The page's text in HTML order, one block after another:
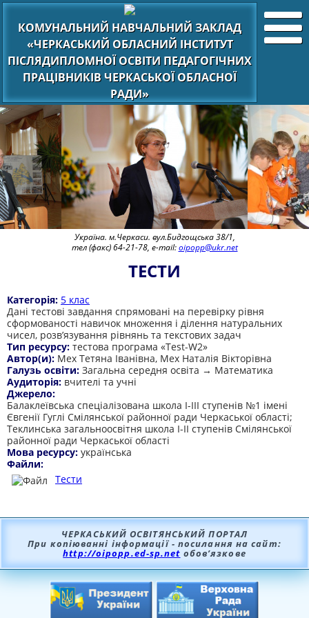
КОМУНАЛЬНИЙ НАВЧАЛЬНИЙ ЗАКЛАД
«ЧЕРКАСЬКИЙ ОБЛАСНИЙ ІНСТИТУТ
ПІСЛЯДИПЛОМНОЇ ОСВІТИ ПЕДАГОГІЧНИХ
ПРАЦІВНИКІВ ЧЕРКАСЬКОЇ ОБЛАСНОЇ
РАДИ»
Україна. м.Черкаси. вул.Бидгощська 38/1,
тел (факс) 64-21-78, e-mail:oipopp@ukr.net
ТЕСТИ
Категорія: 5 клас
Дані тестові завдання спрямовані на перевірку рівня
сформованості навичок множення і ділення натуральних
чисел, розв’язування рівнянь та текстових задач
Тип ресурсу: тестова програма «Test-W2»
Автор(и): Мех Тетяна Іванівна, Мех Наталія Вікторівна
Галузь освіти: Загальна середня освіта → Математика
Аудиторія: вчителі та учні
Джерело:
Балаклеївська спеціалізована школа І-ІІІ ступенів №1 імені
Євгенії Гуглі Смілянської районної ради Черкаської області;
Теклинська загальноосвітня школа І-ІІ ступенів Смілянської
районної ради Черкаської області
Мова ресурсу: українська
Файли:
Тести
ЧЕРКАСЬКИЙ ОСВІТЯНСЬКИЙ ПОРТАЛ
При копіюванні інформації - посилання на сайт:
http://oipopp.ed-sp.net обов’язкове